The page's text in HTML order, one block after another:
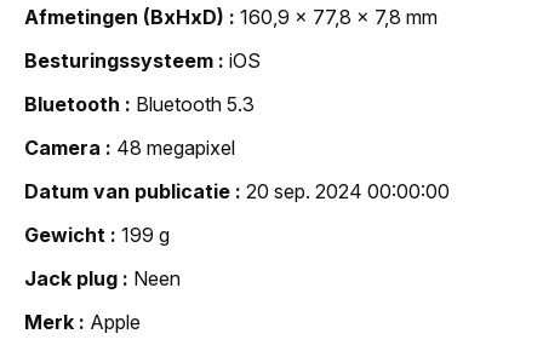
Afmetingen (BxHxD)
160,9 x 77,8 x 7,8 mm
Besturingssysteem
iOS
Bluetooth
Bluetooth 5.3
Camera
48 megapixel
Datum van publicatie
20 sep. 2024 00:00:00
Gewicht
199 g
Jack plug
Neen
Merk
Apple